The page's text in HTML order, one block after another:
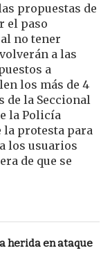
propuestas de
el paso
no tener
a las
a
los más de 4
de la Seccional
la Policía
la protesta para
los usuarios
de que se
herida en ataque